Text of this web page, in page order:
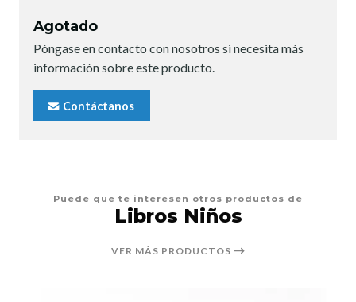
Agotado
Póngase en contacto con nosotros si necesita más
información sobre este producto.
Contáctanos
Puede que te interesen otros productos de
Libros Niños
VER MÁS PRODUCTOS